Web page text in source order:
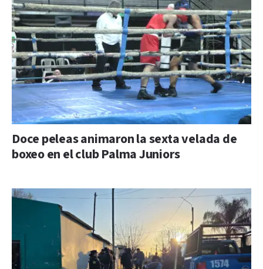
Doce peleas animaron la sexta velada de
boxeo en el club Palma Juniors